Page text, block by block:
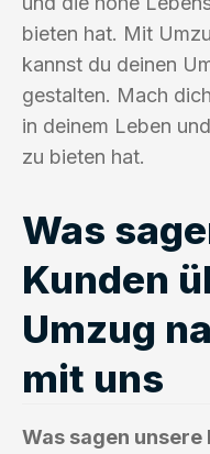
bieten hat. Mit
kannst du deinen
gestalten. Mach
in deinem Leben
zu bieten hat.
Was
Kunden
Umzug
mit uns
Was sagen unsere